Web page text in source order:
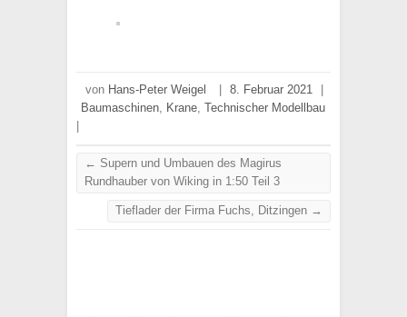
von Hans-Peter Weigel 8. Februar 2021
Baumaschinen, Krane, Technischer Modellbau
← Supern und Umbauen des Magirus
Rundhauber von Wiking in 1:50 Teil 3
Tieflader der Firma Fuchs, Ditzingen →